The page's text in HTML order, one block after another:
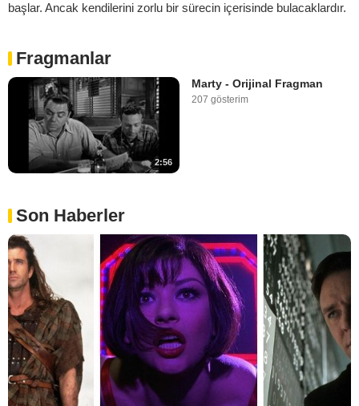
başlar. Ancak kendilerini zorlu bir sürecin içerisinde bulacaklardır.
Fragmanlar
2:56
Marty - Orijinal Fragman
207 gösterim
Son Haberler